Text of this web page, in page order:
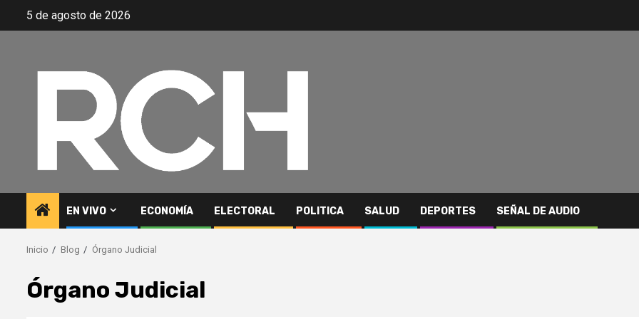
5 de agosto de 2026
EN VIVO ECONOMÍA ELECTORAL POLITICA SALUD DEPORTES SEÑAL DE AUDIO
Inicio Blog Órgano Judicial
Órgano Judicial